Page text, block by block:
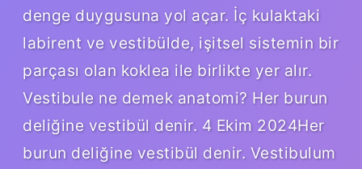
denge duygusuna yol açar. İç kulaktaki
labirent ve vestibülde, işitsel sistemin bir
parçası olan koklea ile birlikte yer alır.
Vestibule ne demek anatomi? Her burun
deliğine vestibül denir. 4 Ekim 2024Her
burun deliğine vestibül denir. Vestibulum